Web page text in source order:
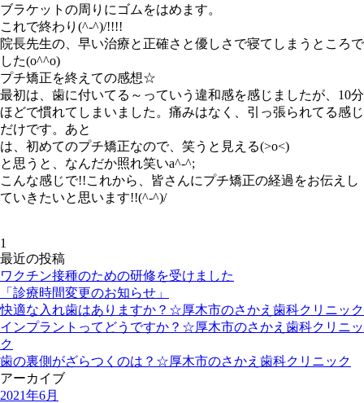
ブラケットの周りにゴムをはめます。
これで終わり(^-^)/!!!!
院長先生の、早い治療と正確さと優しさで寝てしまうところで
した(o^^o)
プチ矯正を終えての感想☆
最初は、歯に付いてる～っていう違和感を感じましたが、10分
ほどで慣れてしまいました。痛みはなく、引っ張られてる感じ
だけです。あと
は、初めてのプチ矯正なので、笑うと見える(>o<)
と思うと、なんだか照れ笑いa^-^;
こんな感じで!!これから、皆さんにプチ矯正の経過をお伝えし
ていきたいと思います!!(^-^)/
1
最近の投稿
ワクチン接種のための研修を受けました
「診療時間変更のお知らせ」
快適な入れ歯はありますか？☆厚木市のさかえ歯科クリニック
インプラントってどうですか？☆厚木市のさかえ歯科クリニッ
ク
歯の裏側がざらつくのは？☆厚木市のさかえ歯科クリニック
アーカイブ
2021年6月